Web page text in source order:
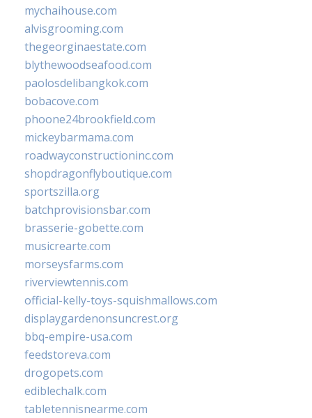
mychaihouse.com
alvisgrooming.com
thegeorginaestate.com
blythewoodseafood.com
paolosdelibangkok.com
bobacove.com
phoone24brookfield.com
mickeybarmama.com
roadwayconstructioninc.com
shopdragonflyboutique.com
sportszilla.org
batchprovisionsbar.com
brasserie-gobette.com
musicrearte.com
morseysfarms.com
riverviewtennis.com
official-kelly-toys-squishmallows.com
displaygardenonsuncrest.org
bbq-empire-usa.com
feedstoreva.com
drogopets.com
ediblechalk.com
tabletennisnearme.com